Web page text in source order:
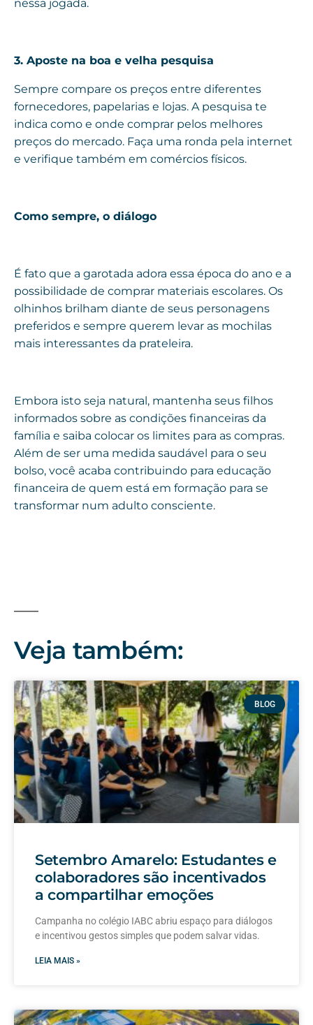
nessa jogada.
3. Aposte na boa e velha pesquisa
Sempre compare os preços entre diferentes
fornecedores, papelarias e lojas. A pesquisa te
indica como e onde comprar pelos melhores
preços do mercado. Faça uma ronda pela internet
e verifique também em comércios físicos.
Como sempre, o diálogo
É fato que a garotada adora essa época do ano e a
possibilidade de comprar materiais escolares. Os
olhinhos brilham diante de seus personagens
preferidos e sempre querem levar as mochilas
mais interessantes da prateleira.
Embora isto seja natural, mantenha seus filhos
informados sobre as condições financeiras da
família e saiba colocar os limites para as compras.
Além de ser uma medida saudável para o seu
bolso, você acaba contribuindo para educação
financeira de quem está em formação para se
transformar num adulto consciente.
Veja também:
BLOG
Setembro Amarelo: Estudantes e
colaboradores são incentivados
a compartilhar emoções
Campanha no colégio IABC abriu espaço para diálogos
e incentivou gestos simples que podem salvar vidas.
LEIA MAIS »